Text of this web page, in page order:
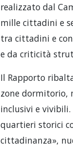
realizzato dal
mille cittadini e
tra cittadini e
e da criticità
Il Rapporto
zone dormitorio,
inclusivi e
quartieri storici
cittadinanza»,